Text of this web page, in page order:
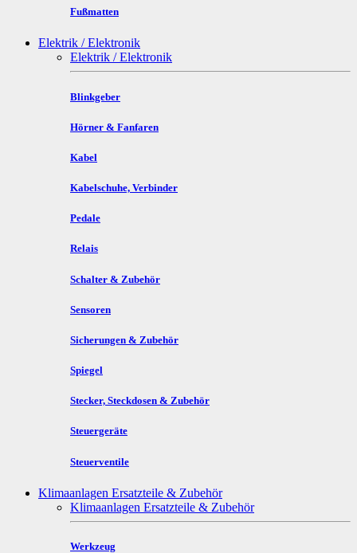
Fußmatten
Elektrik / Elektronik
Elektrik / Elektronik
Blinkgeber
Hörner & Fanfaren
Kabel
Kabelschuhe, Verbinder
Pedale
Relais
Schalter & Zubehör
Sensoren
Sicherungen & Zubehör
Spiegel
Stecker, Steckdosen & Zubehör
Steuergeräte
Steuerventile
Klimaanlagen Ersatzteile & Zubehör
Klimaanlagen Ersatzteile & Zubehör
Werkzeug